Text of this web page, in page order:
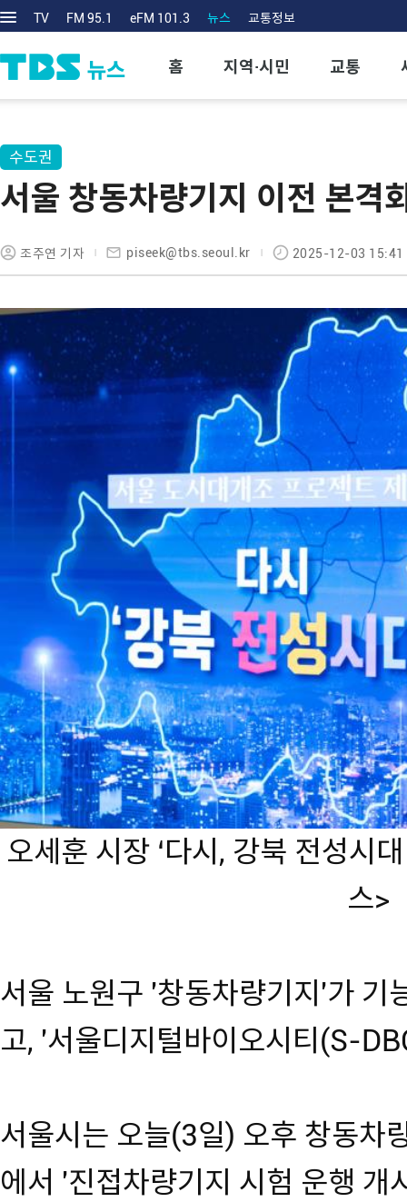
TV FM 95.1 eFM 101.3 뉴스 교통정보
홈 지역·시민 교통
수도권
서울 창동차량기지 이전 본격
조주연 기자 piseek@tbs.seoul.kr 2025-12-03 15:41
오세훈 시장 ‘다시, 강북 전성시
스>
서울 노원구 '창동차량기지'가 기
고, '서울디지털바이오시티(S-
서울시는 오늘(3일) 오후 창동차
에서 '진접차량기지 시험 운행 개